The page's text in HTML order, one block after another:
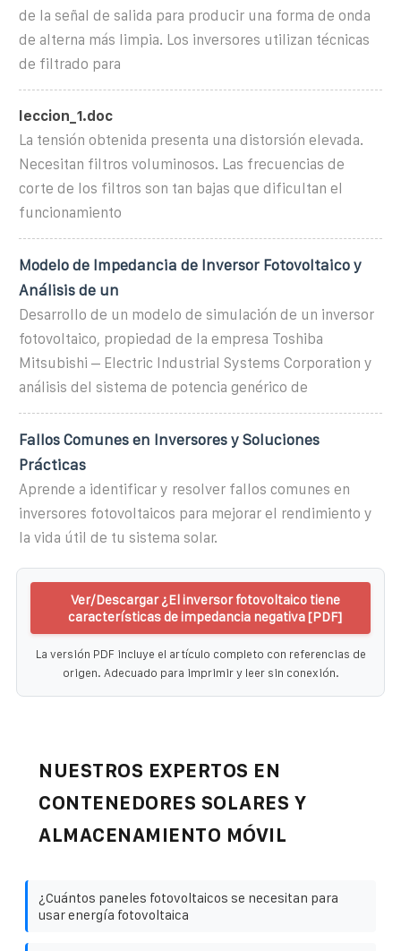
de la señal de salida para producir una forma de onda
de alterna más limpia. Los inversores utilizan técnicas
de filtrado para
leccion_1.doc
La tensión obtenida presenta una distorsión elevada.
Necesitan filtros voluminosos. Las frecuencias de
corte de los filtros son tan bajas que dificultan el
funcionamiento
Modelo de Impedancia de Inversor Fotovoltaico y
Análisis de un
Desarrollo de un modelo de simulación de un inversor
fotovoltaico, propiedad de la empresa Toshiba
Mitsubishi – Electric Industrial Systems Corporation y
análisis del sistema de potencia genérico de
Fallos Comunes en Inversores y Soluciones
Prácticas
Aprende a identificar y resolver fallos comunes en
inversores fotovoltaicos para mejorar el rendimiento y
la vida útil de tu sistema solar.
Ver/Descargar ¿El inversor fotovoltaico tiene
características de impedancia negativa [PDF]
La versión PDF incluye el artículo completo con referencias de
origen. Adecuado para imprimir y leer sin conexión.
NUESTROS EXPERTOS EN
CONTENEDORES SOLARES Y
ALMACENAMIENTO MÓVIL
¿Cuántos paneles fotovoltaicos se necesitan para
usar energía fotovoltaica